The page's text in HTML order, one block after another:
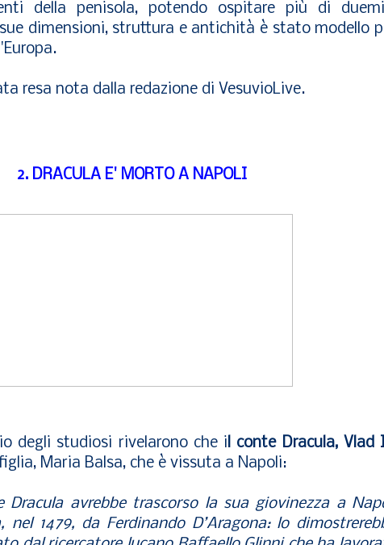
della penisola, potendo ospitare più di
dimensioni, struttura e antichità è stato modello
resa nota dalla redazione di VesuvioLive.
2. DRACULA E' MORTO A NAPOLI
degli studiosi rivelarono che il conte Dracula, Vlad
Maria Balsa, che è vissuta a Napoli:
Dracula avrebbe trascorso la sua giovinezza a
1479, da Ferdinando D’Aragona: lo